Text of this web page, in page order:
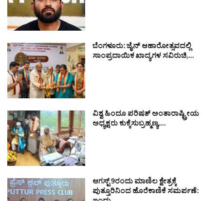
ಬೆಂಗಳೂರು: ಜೈನ್ ಆಹಾರೋತ್ಸವದಲ್ಲಿ
ಸಾಂಪ್ರದಾಯಿಕ ಖಾದ್ಯಗಳ ಸವಿರುಚಿ,…
ವಿಶ್ವ ಹಿಂದೂ ಪರಿಷತ್ ಅಂತಾರಾಷ್ಟ್ರೀಯ
ಅಧ್ಯಕ್ಷರು ಕುಕ್ಕೆಸುಬ್ರಹ್ಮಣ್ಯ,…
ಆಗಸ್ಟ್ 9ರಂದು ಮಾಣಿಲ ಕ್ಷೇತ್ರಕ್ಕೆ
ಪುತ್ತೂರಿನಿಂದ ಹೊರೆಕಾಣಿಕೆ ಸಮರ್ಪಣೆ: